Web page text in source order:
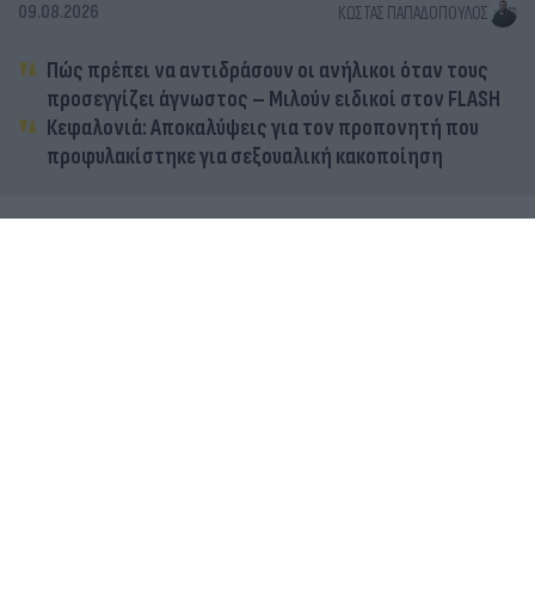
09.08.2026 ΚΏΣΤΑΣ ΠΑΠΑΔΌΠΟΥΛΟΣ
Πώς πρέπει να αντιδράσουν οι ανήλικοι όταν τους
προσεγγίζει άγνωστος – Μιλούν ειδικοί στον FLASH
Κεφαλονιά: Αποκαλύψεις για τον προπονητή που
προφυλακίστηκε για σεξουαλική κακοποίηση